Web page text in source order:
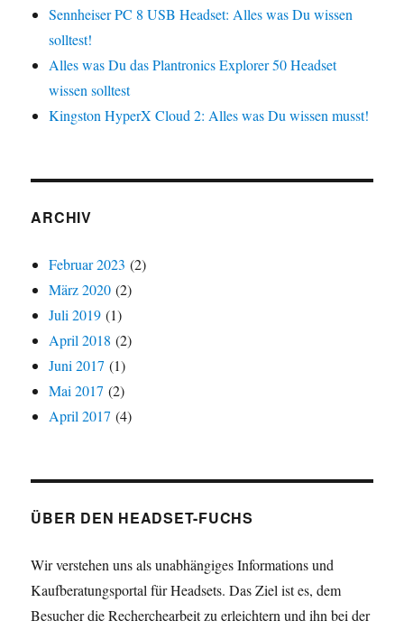
Sennheiser PC 8 USB Headset: Alles was Du wissen
solltest!
Alles was Du das Plantronics Explorer 50 Headset
wissen solltest
Kingston HyperX Cloud 2: Alles was Du wissen musst!
ARCHIV
Februar 2023 (2)
März 2020 (2)
Juli 2019 (1)
April 2018 (2)
Juni 2017 (1)
Mai 2017 (2)
April 2017 (4)
ÜBER DEN HEADSET-FUCHS
Wir verstehen uns als unabhängiges Informations und
Kaufberatungsportal für Headsets. Das Ziel ist es, dem
Besucher die Recherchearbeit zu erleichtern und ihn bei der